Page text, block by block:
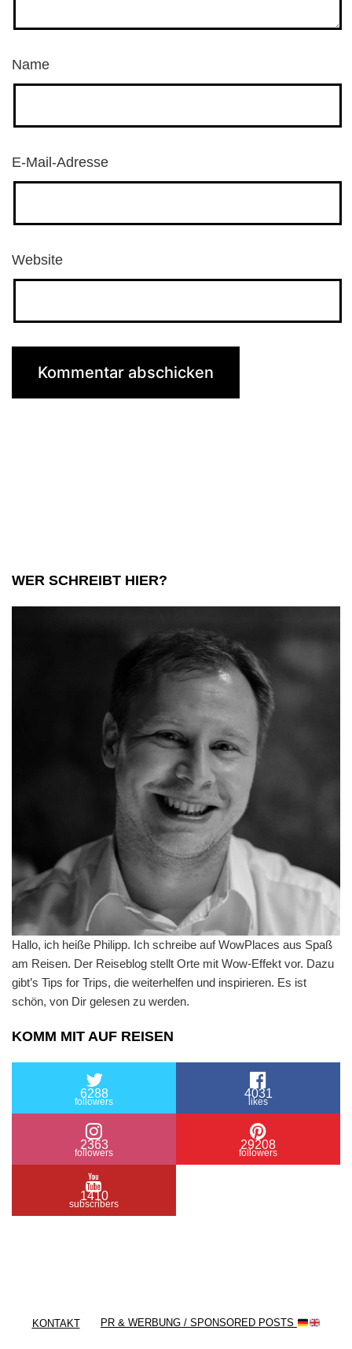
Name
E-Mail-Adresse
Website
WER SCHREIBT HIER?
Hallo, ich heiße Philipp. Ich schreibe auf WowPlaces aus Spaß
am Reisen. Der Reiseblog stellt Orte mit Wow-Effekt vor. Dazu
gibt’s Tips for Trips, die weiterhelfen und inspirieren. Es ist
schön, von Dir gelesen zu werden.
KOMM MIT AUF REISEN
6288
followers
4031
likes
2363
followers
29208
followers
1410
subscribers
KONTAKT PR & WERBUNG / SPONSORED POSTS